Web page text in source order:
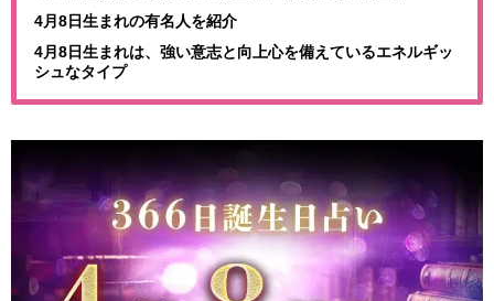
4月8日生まれの有名人を紹介
4月8日生まれは、強い意志と向上心を備えているエネルギッ
シュなタイプ